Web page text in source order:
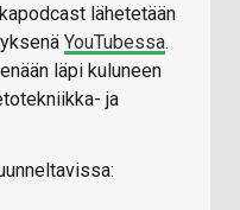
lähetetään
YouTubessa.
läpi kuluneen
ja